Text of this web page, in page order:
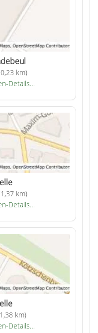
km)
Details…
km)
Details…
km)
Details…